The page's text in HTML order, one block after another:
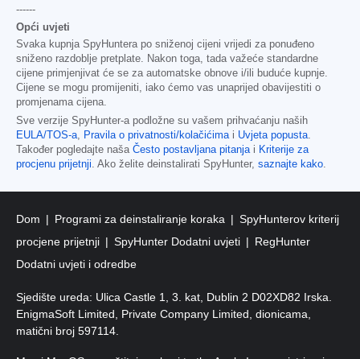
------
Opći uvjeti
Svaka kupnja SpyHuntera po sniženoj cijeni vrijedi za ponuđeno
sniženo razdoblje pretplate. Nakon toga, tada važeće standardne
cijene primjenjivat će se za automatske obnove i/ili buduće kupnje.
Cijene se mogu promijeniti, iako ćemo vas unaprijed obavijestiti o
promjenama cijena.
Sve verzije SpyHunter-a podložne su vašem prihvaćanju naših
EULA/TOS-a, Pravila o privatnosti/kolačićimai Uvjeta popusta.
Također pogledajte naša Često postavljana pitanjai Kriterije za
procjenu prijetnji. Ako želite deinstalirati SpyHunter, saznajte kako.
Dom Programi za deinstaliranje koraka
SpyHunterov kriterij
procjene prijetnji
SpyHunter Dodatni uvjeti
RegHunter
Dodatni uvjeti i odredbe
Sjedište ureda: Ulica Castle 1, 3. kat, Dublin 2 D02XD82 Irska.
EnigmaSoft Limited, Private Company Limited, dionicama,
matični broj 597114.